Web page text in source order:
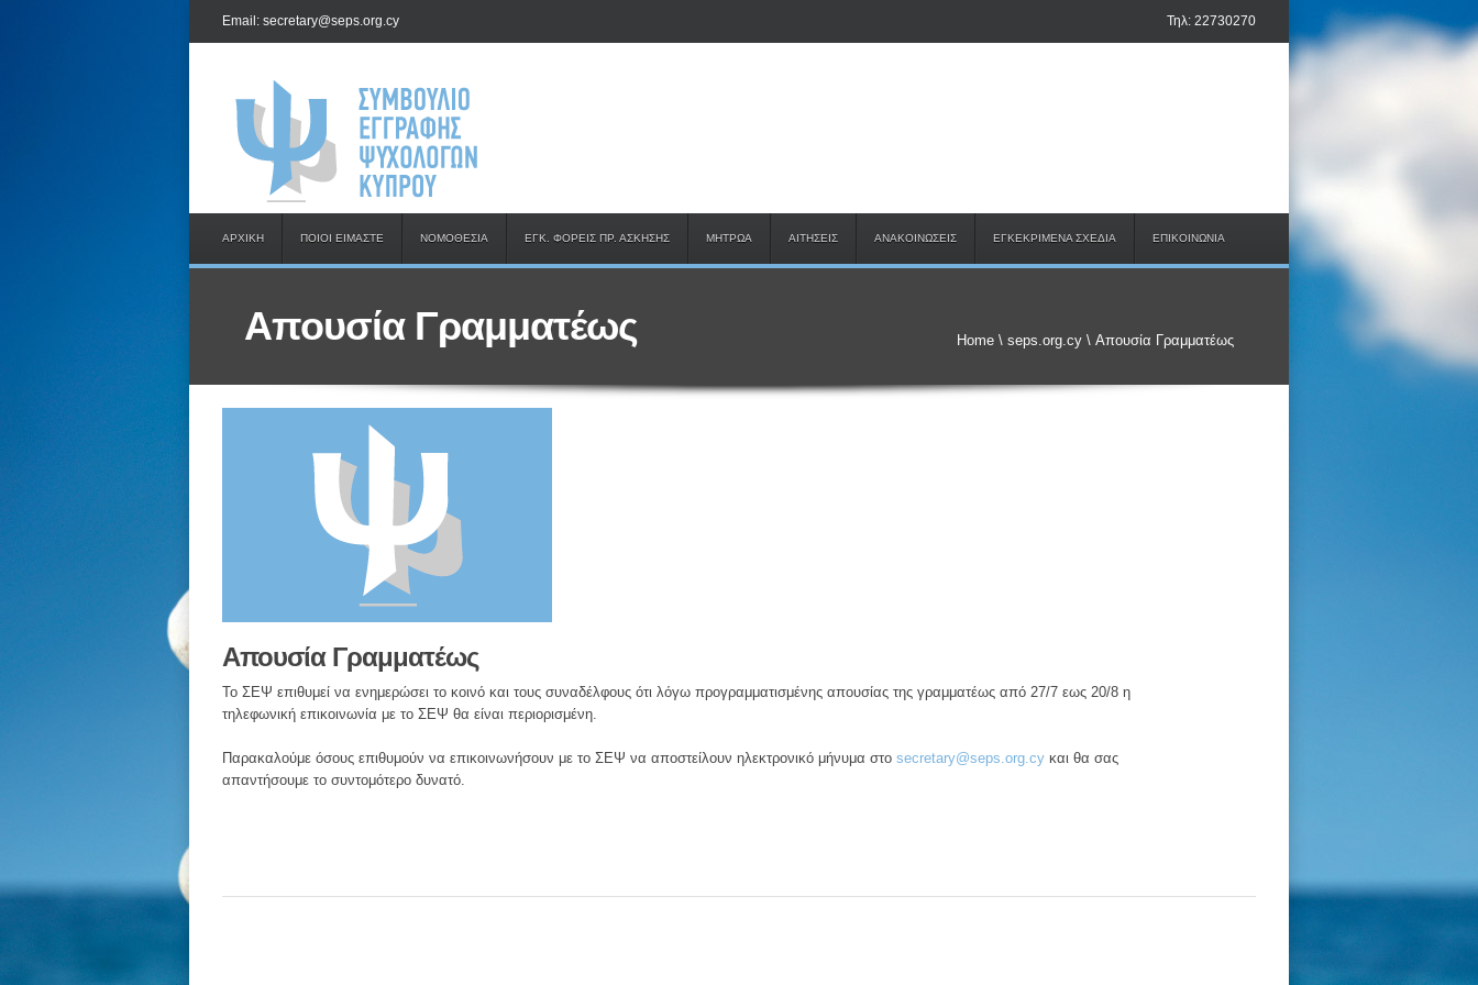
Email: secretary@seps.org.cy Τηλ: 22730270
ΑΡΧΙΚΗ ΠΟΙΟΙ ΕΙΜΑΣΤΕ ΝΟΜΟΘΕΣΙΑ ΕΓΚ. ΦΟΡΕΙΣ ΠΡ. ΑΣΚΗΣΗΣ ΜΗΤΡΩΑ ΑΙΤΗΣΕΙΣ ΑΝΑΚΟΙΝΩΣΕΙΣ ΕΓΚΕΚΡΙΜΕΝΑ ΣΧΕΔΙΑ ΕΠΙΚΟΙΝΩΝΙΑ
Απουσία Γραμματέως Home \ seps.org.cy \ Απουσία Γραμματέως
Απουσία Γραμματέως
Το ΣΕΨ επιθυμεί να ενημερώσει το κοινό και τους συναδέλφους ότι λόγω προγραμματισμένης απουσίας της γραμματέως από 27/7 εως 20/8 η
τηλεφωνική επικοινωνία με το ΣΕΨ θα είναι περιορισμένη.
Παρακαλούμε όσους επιθυμούν να επικοινωνήσουν με το ΣΕΨ να αποστείλουν ηλεκτρονικό μήνυμα στο secretary@seps.org.cy και θα σας
απαντήσουμε το συντομότερο δυνατό.